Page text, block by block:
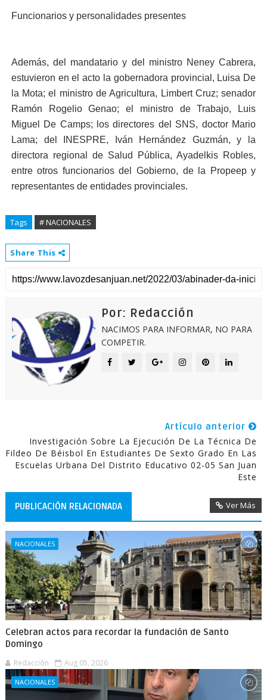
Funcionarios y personalidades presentes
Además, del mandatario y del ministro Neney Cabrera,
estuvieron en el acto la gobernadora provincial, Luisa De
la Mota; el ministro de Agricultura, Limbert Cruz; senador
Ramón Rogelio Genao; el ministro de Trabajo, Luis
Miguel De Camps; los directores del SNS, doctor Mario
Lama; del INESPRE, Iván Hernández Guzmán, y la
directora regional de Salud Pública, Ayadelkis Robles,
entre otros funcionarios del Gobierno, de la Propeep y
representantes de entidades provinciales.
Tags # NACIONALES
Share This
Por: Redacción
NACIMOS PARA INFORMAR, NO PARA
COMPETIR.
Artículo anterior
Investigación Sobre La Ejecución De La Técnica De
Fildeo De Béisbol En Estudiantes De Sexto Grado En Las
Escuelas Urbana Del Distrito Educativo 02-05 San Juan
Este
PUBLICACIÓN RELACIONADA Ver Más
NACIONALES
Celebran actos para recordar la fundación de Santo
Domingo
Redacción Aug 05, 2026
NACIONALES